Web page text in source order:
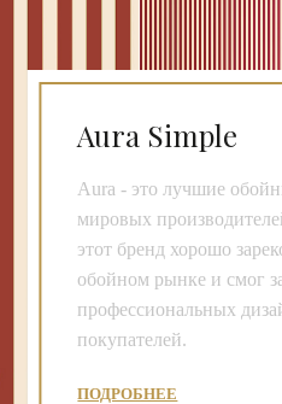
Aura Simple
Aura - это лучшие
мировых
этот бренд хорошо
обойном рынке и смог
профессиональных
покупателей.
ПОДРОБНЕЕ